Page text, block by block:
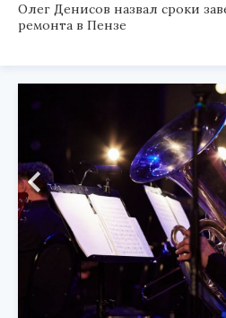
Олег Денисов назвал сроки
ремонта в Пензе